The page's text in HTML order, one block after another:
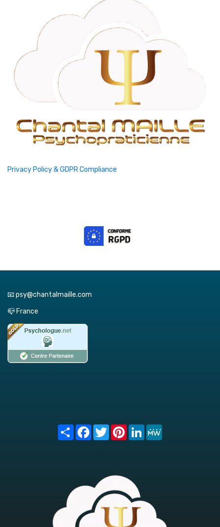
Privacy Policy & GDPR Compliance
📧 psy@chantalmaille.com
📪 France
Share FacebookTwitterPinterest
LinkedIn